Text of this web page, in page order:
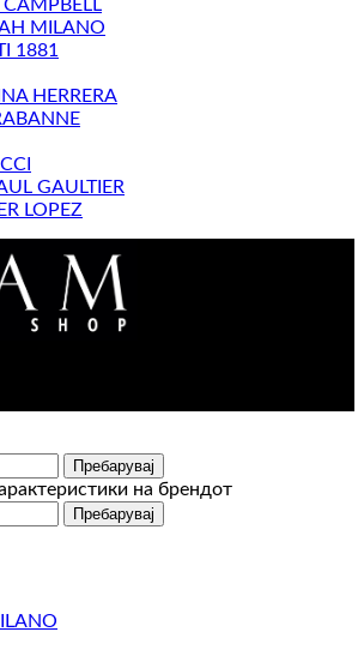
MILANO
1881
HERRERA
GAULTIER
LOPEZ
Пребарувај
на брендот
Пребарувај